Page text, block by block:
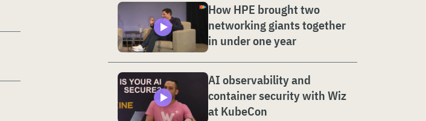
How HPE brought two
networking giants together
in under one year
AI observability and
container security with Wiz
at KubeCon